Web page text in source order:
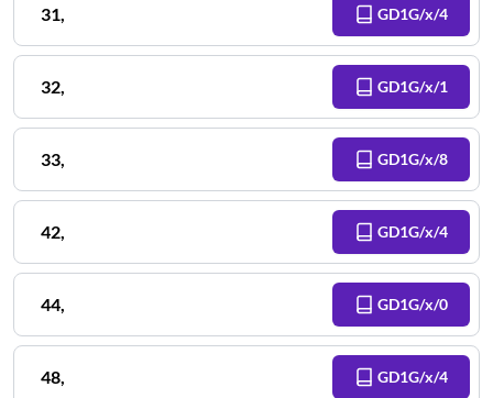
31, GD1G/x/4
32, GD1G/x/1
33, GD1G/x/8
42, GD1G/x/4
44, GD1G/x/0
48, GD1G/x/4